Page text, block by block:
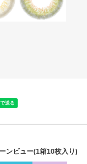
ンビュー(1箱10枚入り)